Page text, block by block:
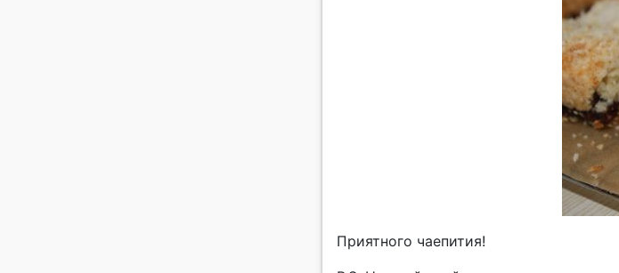
Приятного чаепития!